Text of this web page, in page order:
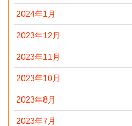
2024年1月
2023年12月
2023年11月
2023年10月
2023年8月
2023年7月